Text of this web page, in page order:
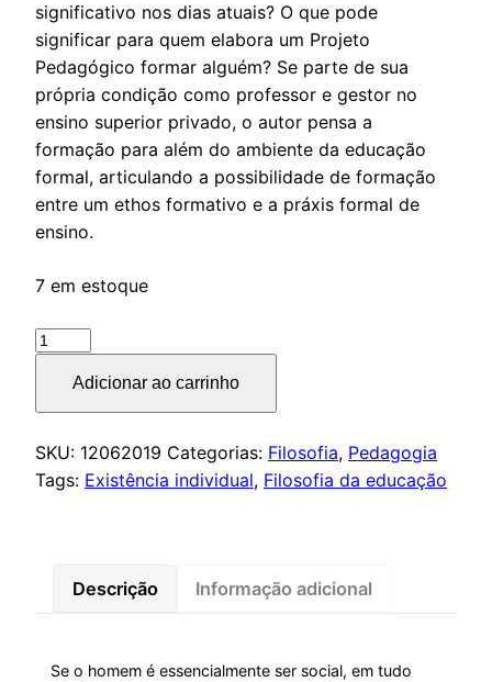
significativo nos dias atuais? O que pode
significar para quem elabora um Projeto
Pedagógico formar alguém? Se parte de sua
própria condição como professor e gestor no
ensino superior privado, o autor pensa a
formação para além do ambiente da educação
formal, articulando a possibilidade de formação
entre um ethos formativo e a práxis formal de
ensino.
7 em estoque
Sentidos:
mundo
justo
e
Adicionar ao carrinho
SKU: 12062019 Categorias: Filosofia, Pedagogia
Tags: Existência individual, Filosofia da educação
Descrição Informação adicional
Se o homem é essencialmente ser social, em tudo